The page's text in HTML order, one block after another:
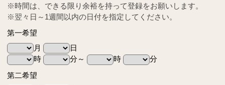
※時間は、できる限り余裕を持って登録をお願いします。
※翌々日～1週間以内の日付を指定してください。
第一希望
月
日
時
分～ 時
分
第二希望